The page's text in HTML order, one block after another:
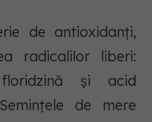
de antioxidanți,
radicalilor liberi:
și acid
de mere